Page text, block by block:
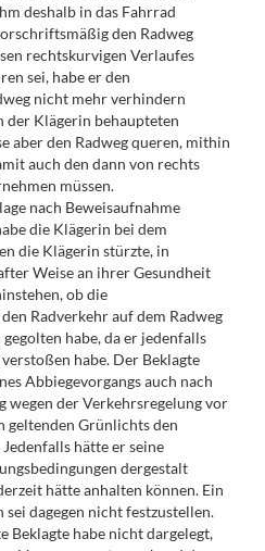
deshalb in das Fahrrad
den Radweg
rechtskurvigen Verlaufes
sei, habe er den
nicht mehr verhindern
der Klägerin behaupteten
aber den Radweg queren, mithin
auch den dann von rechts
müssen.
nach Beweisaufnahme
die Klägerin bei dem
die Klägerin stürzte, in
Weise an ihrer Gesundheit
ob die
Radverkehr auf dem Radweg
habe, da er jedenfalls
verstoßen habe. Der Beklagte
Abbiegevorgangs auch nach
wegen der Verkehrsregelung vor
geltenden Grünlichts den
hätte er seine
dergestalt
hätte anhalten können. Ein
dagegen nicht festzustellen.
Beklagte habe nicht dargelegt,